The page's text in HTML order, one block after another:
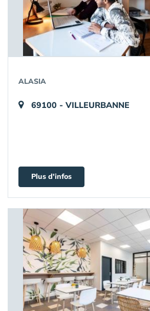
ALASIA
69100 - VILLEURBANNE
Plus d'infos